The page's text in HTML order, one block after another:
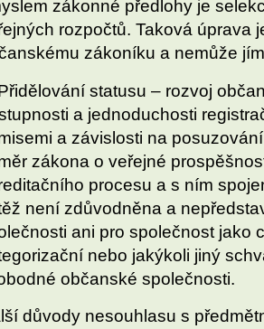
zákonné předlohy je
rozpočtů. Taková úprava
zákoníku a nemůže
statusu – rozvoj
a jednoduchosti
a závislosti na
zákona o veřejné
procesu a s ním
není zdůvodněna a
ani pro společnost jako
nebo jakýkoli jiný
občanské společnosti.
důvody nesouhlasu s